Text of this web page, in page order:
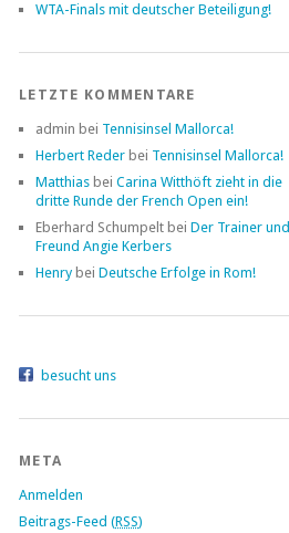
WTA-Finals mit deutscher Beteiligung!
LETZTE KOMMENTARE
admin bei Tennisinsel Mallorca!
Herbert Reder bei Tennisinsel Mallorca!
Matthias bei Carina Witthöft zieht in die
dritte Runde der French Open ein!
Eberhard Schumpelt bei Der Trainer und
Freund Angie Kerbers
Henry bei Deutsche Erfolge in Rom!
besucht uns
META
Anmelden
Beitrags-Feed (RSS)